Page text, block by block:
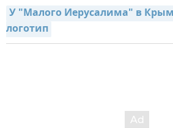
У "Малого Иерусалима" в
логотип